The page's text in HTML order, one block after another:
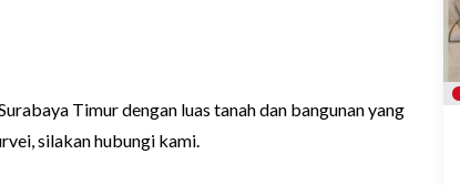
Timur dengan luas tanah dan bangunan yang
silakan hubungi kami.